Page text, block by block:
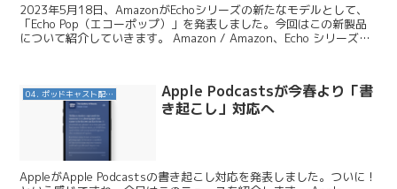
2023年5月18日、AmazonがEchoシリーズの新たなモデルとして、
「Echo Pop（エコーポップ）」を発表しました。今回はこの新製品
について紹介していきます。 Amazon / Amazon、Echo シリーズの
04. ポッドキャスト配信・制作等
Apple Podcastsが今春より「書
き起こし」対応へ
AppleがApple Podcastsの書き起こし対応を発表しました。ついに！